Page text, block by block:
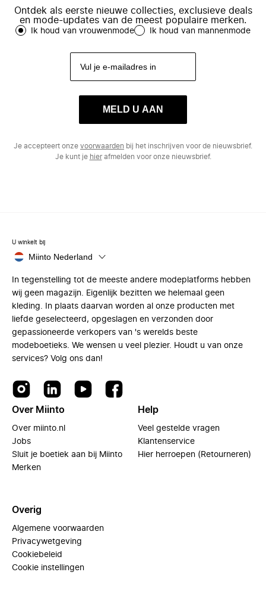
Ontdek als eerste nieuwe collecties, exclusieve deals
en mode-updates van de meest populaire merken.
Ik houd van vrouwenmode Ik houd van mannenmode
MELD U AAN
Je accepteert onze voorwaarden bij het inschrijven voor de nieuwsbrief.
Je kunt je hierafmelden voor onze nieuwsbrief.
U winkelt bij
Miinto Nederland
In tegenstelling tot de meeste andere modeplatforms hebben
wij geen magazijn. Eigenlijk bezitten we helemaal geen
kleding. In plaats daarvan worden al onze producten met
liefde geselecteerd, opgeslagen en verzonden door
gepassioneerde verkopers van 's werelds beste
modeboetieks. We wensen u veel plezier. Houdt u van onze
services? Volg ons dan!
Over Miinto
Over miinto.nl
Jobs
Sluit je boetiek aan bij Miinto
Merken
Help
Veel gestelde vragen
Klantenservice
Hier herroepen (Retourneren)
Overig
Algemene voorwaarden
Privacywetgeving
Cookiebeleid
Cookie instellingen